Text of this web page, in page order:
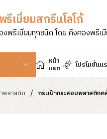
เมี่ยมสกรีนโลโก้
พรีเมี่ยมทุกชนิด โดย คิงคองพรีเ
หน้า
แรก โปรโมชั่นแ
พลาสติก / กระเป๋ากระสอบพลาสติกค